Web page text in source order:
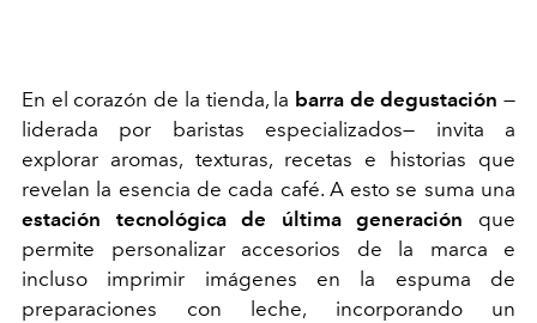
En el corazón de la tienda, la barra de degustación—
liderada por baristas especializados— invita a
explorar aromas, texturas, recetas e historias que
revelan la esencia de cada café. A esto se suma una
estación tecnológica de última generación que
permite personalizar accesorios de la marca e
incluso imprimir imágenes en la espuma de
preparaciones con leche, incorporando un